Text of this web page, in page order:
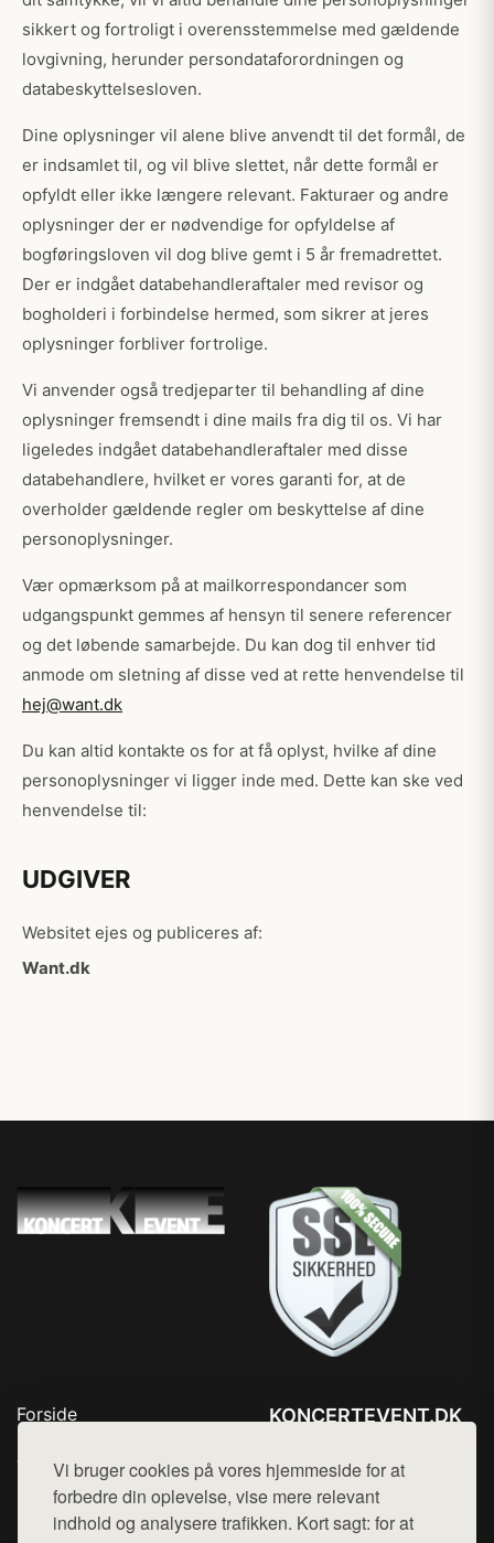
Vi bruger cookies på vores hjemmeside for at
forbedre din oplevelse, vise mere relevant
indhold og analysere trafikken. Kort sagt: for at
sikkert og fortroligt i overensstemmelse med gældende
lovgivning, herunder persondataforordningen og
databeskyttelsesloven.
Dine oplysninger vil alene blive anvendt til det formål, de
er indsamlet til, og vil blive slettet, når dette formål er
opfyldt eller ikke længere relevant. Fakturaer og andre
oplysninger der er nødvendige for opfyldelse af
bogføringsloven vil dog blive gemt i 5 år fremadrettet.
Der er indgået databehandleraftaler med revisor og
bogholderi i forbindelse hermed, som sikrer at jeres
oplysninger forbliver fortrolige.
Vi anvender også tredjeparter til behandling af dine
oplysninger fremsendt i dine mails fra dig til os. Vi har
ligeledes indgået databehandleraftaler med disse
databehandlere, hvilket er vores garanti for, at de
overholder gældende regler om beskyttelse af dine
personoplysninger.
Vær opmærksom på at mailkorrespondancer som
udgangspunkt gemmes af hensyn til senere referencer
og det løbende samarbejde. Du kan dog til enhver tid
anmode om sletning af disse ved at rette henvendelse til
hej@want.dk
Du kan altid kontakte os for at få oplyst, hvilke af dine
personoplysninger vi ligger inde med. Dette kan ske ved
henvendelse til:
UDGIVER
Websitet ejes og publiceres af:
Want.dk
Forside
Top Rabatter
Blog
Kontakt
KONCERTEVENT.DK
Mail: hej@want.dk
Cookie- og privatlivspolitik